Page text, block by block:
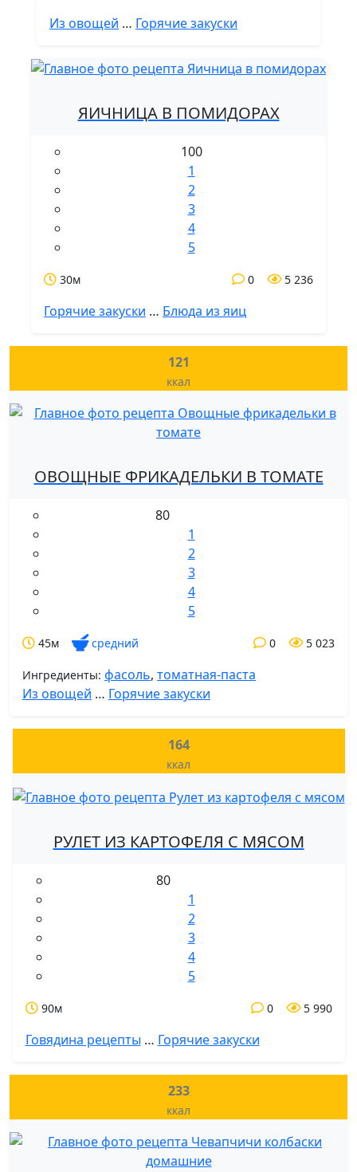
Из овощей … Горячие закуски
ЯИЧНИЦА В ПОМИДОРАХ
100
1
2
3
4
5
30м 5 236
0
Горячие закуски … Блюда из яиц
121
ккал
ОВОЩНЫЕ ФРИКАДЕЛЬКИ В ТОМАТЕ
80
1
2
3
4
5
45м средний 5 023
0
Ингредиенты: фасоль, томатная-паста
Из овощей … Горячие закуски
164
ккал
РУЛЕТ ИЗ КАРТОФЕЛЯ С МЯСОМ
80
1
2
3
4
5
90м 5 990
0
Говядина рецепты … Горячие закуски
233
ккал